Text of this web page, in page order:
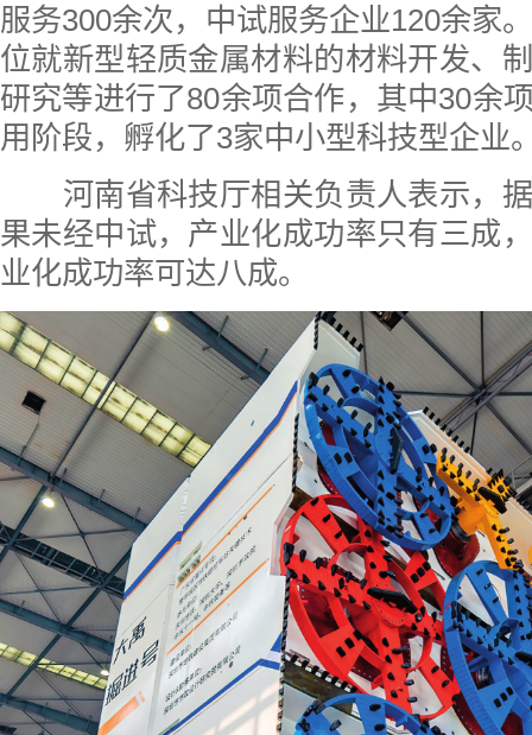
服务300余次，中试服务企业120余家
位就新型轻质金属材料的材料开发、
研究等进行了80余项合作，其中30余
用阶段，孵化了3家中小型科技型企业
河南省科技厅相关负责人表示，据
果未经中试，产业化成功率只有三成
业化成功率可达八成。